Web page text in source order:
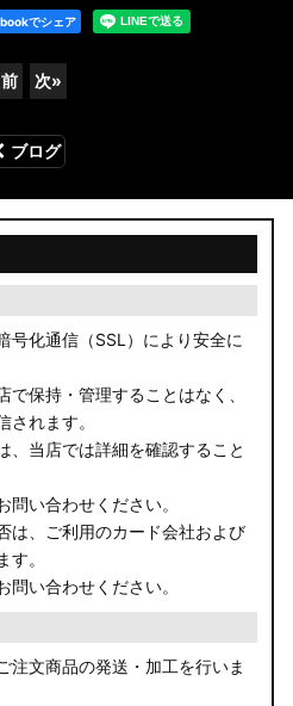
でシェア
前 次»
ブログ
号化通信（SSL）により安全に
保持・管理することはなく、
れます。
、当店では詳細を確認すること
い合わせください。
は、ご利用のカード会社および
。
問い合わせください。
注文商品の発送・加工を行いま